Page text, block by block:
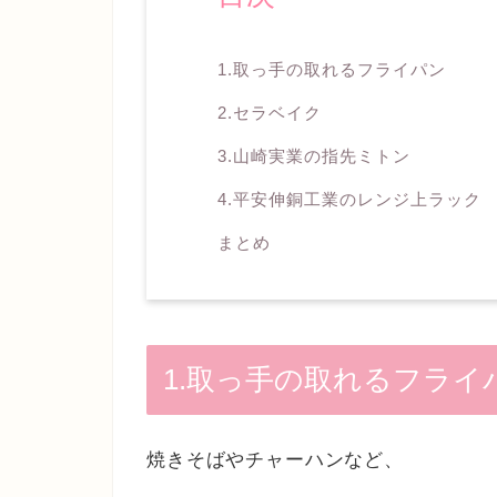
1.取っ手の取れるフライパン
2.セラベイク
3.山崎実業の指先ミトン
4.平安伸銅工業のレンジ上ラック
まとめ
1.取っ手の取れるフライ
焼きそばやチャーハンなど、